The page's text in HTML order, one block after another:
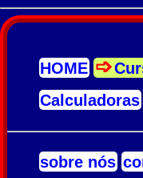
HOME
Calculadoras
sobre nós